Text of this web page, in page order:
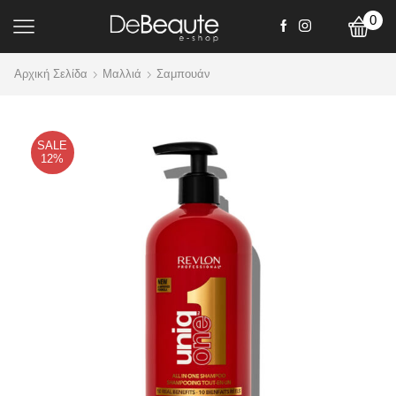
0
Αρχική Σελίδα Mαλλιά Σαμπουάν
SALE
12%